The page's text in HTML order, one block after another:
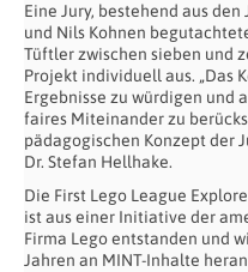
Eine Jury, bestehend aus
und Nils Kohnen
Tüftler zwischen sieben und
Projekt individuell aus. „Das
Ergebnisse zu würdigen und
faires Miteinander zu
pädagogischen Konzept der
Dr. Stefan Hellhake.
Die First Lego League
ist aus einer Initiative der
Firma Lego entstanden und
Jahren an MINT-Inhalte